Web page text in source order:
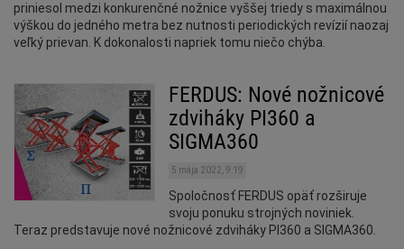
priniesol medzi konkurenčné nožnice vyššej triedy s maximálnou
výškou do jedného metra bez nutnosti periodických revízií naozaj
veľký prievan. K dokonalosti napriek tomu niečo chýba.
FERDUS: Nové nožnicové
zdviháky PI360 a
SIGMA360
5 mája 2022, 9:19
Spoločnosť FERDUS opäť rozširuje
svoju ponuku strojných noviniek.
Teraz predstavuje nové nožnicové zdviháky PI360 a SIGMA360.